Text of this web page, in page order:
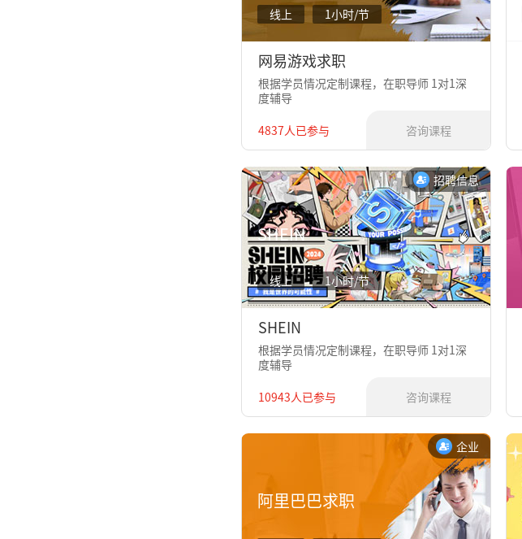
线上 1小时/节
网易游戏求职
根据学员情况定制课程，在职导师 1对1深
度辅导
4837人已参与
咨询课程
招聘信息
SHEIN
线上 1小时/节
SHEIN
根据学员情况定制课程，在职导师 1对1深
度辅导
10943人已参与
咨询课程
企业
阿里巴巴求职